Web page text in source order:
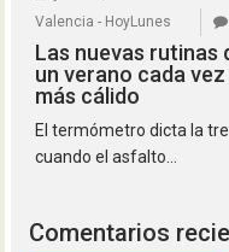
Valencia - HoyLunes
Las nuevas rutinas
un verano cada vez
más cálido
El termómetro dicta la
cuando el asfalto...
Comentarios